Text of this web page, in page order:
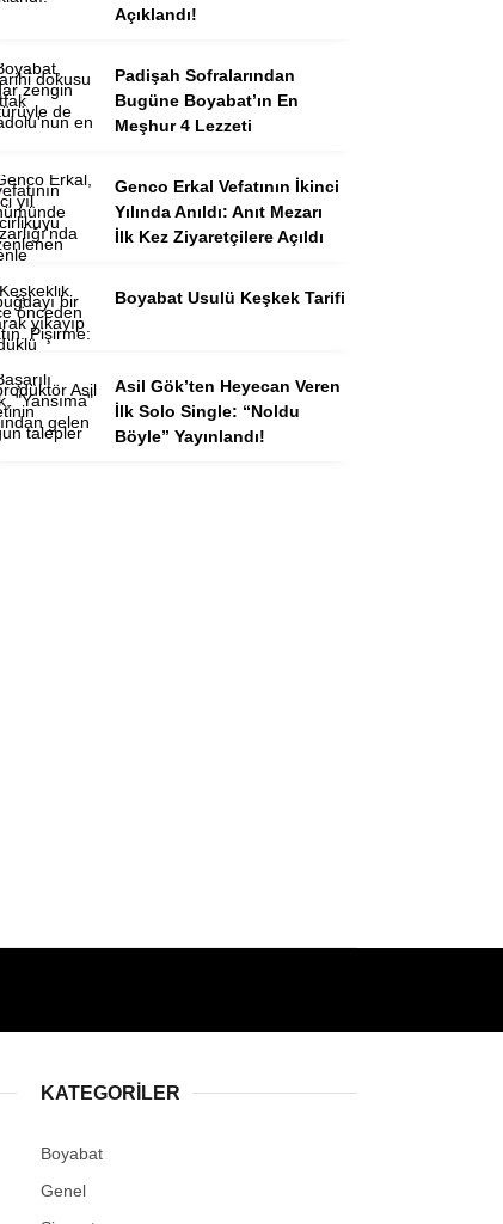
Açıklandı!
Padişah Sofralarından
Bugüne Boyabat’ın En
Meşhur 4 Lezzeti
Genco Erkal Vefatının İkinci
Yılında Anıldı: Anıt Mezarı
İlk Kez Ziyaretçilere Açıldı
Boyabat Usulü Keşkek Tarifi
Asil Gök’ten Heyecan Veren
İlk Solo Single: “Noldu
Böyle” Yayınlandı!
KATEGORILER
Boyabat
Genel